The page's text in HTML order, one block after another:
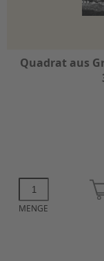
Quadrat aus
MENGE